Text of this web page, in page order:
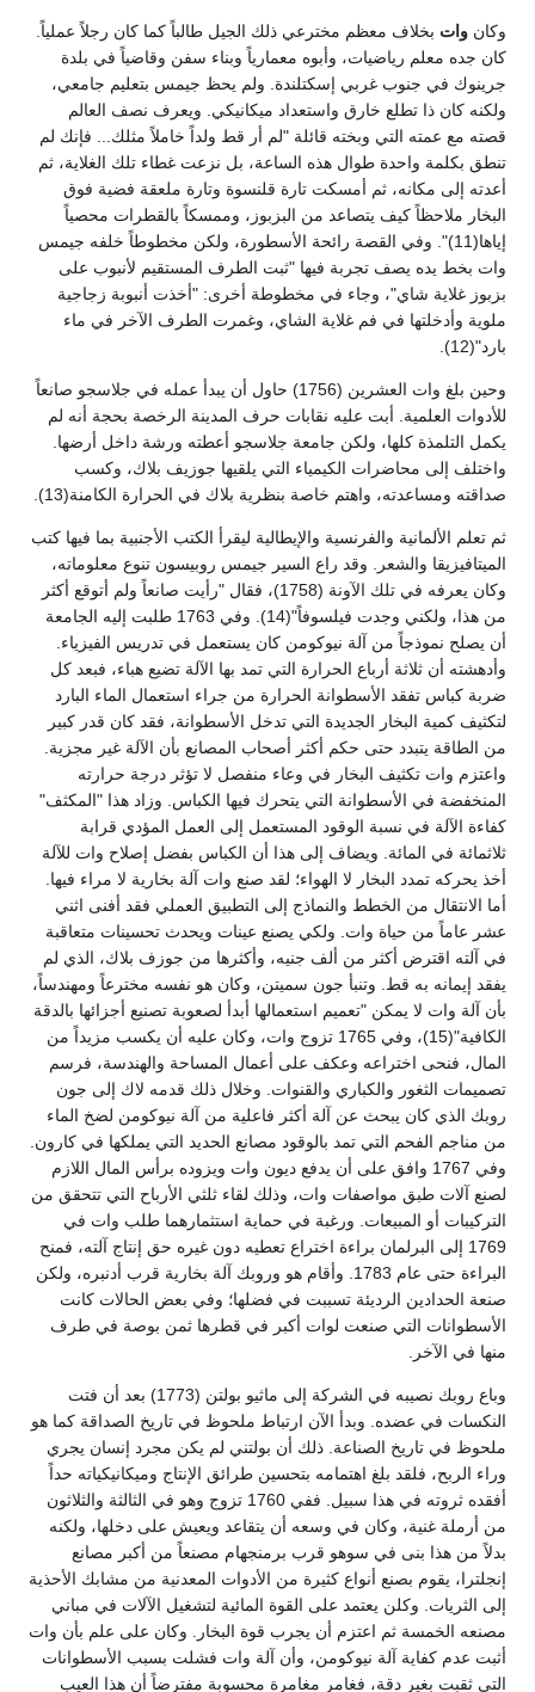
وكان وات بخلاف معظم مخترعي ذلك الجيل طالباً كما كان رجلاً عملياً.
كان جده معلم رياضيات، وأبوه معمارياً وبناء سفن وقاضياً في بلدة
جرينوك في جنوب غربي إسكتلندة. ولم يحظ جيمس بتعليم جامعي،
ولكنه كان ذا تطلع خارق واستعداد ميكانيكي. ويعرف نصف العالم
قصته مع عمته التي وبخته قائلة "لم أر قط ولداً خاملاً مثلك... فإنك لم
تنطق بكلمة واحدة طوال هذه الساعة، بل نزعت غطاء تلك الغلاية، ثم
أعدته إلى مكانه، ثم أمسكت تارة قلنسوة وتارة ملعقة فضية فوق
البخار ملاحظاً كيف يتصاعد من البزبوز، وممسكاً بالقطرات محصياً
إياها(11)". وفي القصة رائحة الأسطورة، ولكن مخطوطاً خلفه جيمس
وات بخط يده يصف تجربة فيها "ثبت الطرف المستقيم لأنبوب على
بزبوز غلاية شاي"، وجاء في مخطوطة أخرى: "أخذت أنبوبة زجاجية
ملوية وأدخلتها في فم غلاية الشاي، وغمرت الطرف الآخر في ماء
بارد"(12).
وحين بلغ وات العشرين (1756) حاول أن يبدأ عمله في جلاسجو صانعاً
للأدوات العلمية. أبت عليه نقابات حرف المدينة الرخصة بحجة أنه لم
يكمل التلمذة كلها، ولكن جامعة جلاسجو أعطته ورشة داخل أرضها.
واختلف إلى محاضرات الكيمياء التي يلقيها جوزيف بلاك، وكسب
صداقته ومساعدته، واهتم خاصة بنظرية بلاك في الحرارة الكامنة(13).
ثم تعلم الألمانية والفرنسية والإيطالية ليقرأ الكتب الأجنبية بما فيها كتب
الميتافيزيقا والشعر. وقد راع السير جيمس روبيسون تنوع معلوماته،
وكان يعرفه في تلك الآونة (1758)، فقال "رأيت صانعاً ولم أتوقع أكثر
من هذا، ولكني وجدت فيلسوفاً"(14). وفي 1763 طلبت إليه الجامعة
أن يصلح نموذجاً من آلة نيوكومن كان يستعمل في تدريس الفيزياء.
وأدهشته أن ثلاثة أرباع الحرارة التي تمد بها الآلة تضيع هباء، فبعد كل
ضربة كباس تفقد الأسطوانة الحرارة من جراء استعمال الماء البارد
لتكثيف كمية البخار الجديدة التي تدخل الأسطوانة، فقد كان قدر كبير
من الطاقة يتبدد حتى حكم أكثر أصحاب المصانع بأن الآلة غير مجزية.
واعتزم وات تكثيف البخار في وعاء منفصل لا تؤثر درجة حرارته
المنخفضة في الأسطوانة التي يتحرك فيها الكباس. وزاد هذا "المكثف"
كفاءة الآلة في نسبة الوقود المستعمل إلى العمل المؤدي قرابة
ثلاثمائة في المائة. ويضاف إلى هذا أن الكباس بفضل إصلاح وات للآلة
أخذ يحركه تمدد البخار لا الهواء؛ لقد صنع وات آلة بخارية لا مراء فيها.
أما الانتقال من الخطط والنماذج إلى التطبيق العملي فقد أفنى اثني
عشر عاماً من حياة وات. ولكي يصنع عينات ويحدث تحسينات متعاقبة
في آلته اقترض أكثر من ألف جنيه، وأكثرها من جوزف بلاك، الذي لم
يفقد إيمانه به قط. وتنبأ جون سميتن، وكان هو نفسه مخترعاً ومهندساً،
بأن آلة وات لا يمكن "تعميم استعمالها أبدأ لصعوبة تصنيع أجزائها بالدقة
الكافية"(15)، وفي 1765 تزوج وات، وكان عليه أن يكسب مزيداً من
المال، فنحى اختراعه وعكف على أعمال المساحة والهندسة، فرسم
تصميمات الثغور والكباري والقنوات. وخلال ذلك قدمه لاك إلى جون
روبك الذي كان يبحث عن آلة أكثر فاعلية من آلة نيوكومن لضخ الماء
من مناجم الفحم التي تمد بالوقود مصانع الحديد التي يملكها في كارون.
وفي 1767 وافق على أن يدفع ديون وات ويزوده برأس المال اللازم
لصنع آلات طبق مواصفات وات، وذلك لقاء ثلثي الأرباح التي تتحقق من
التركيبات أو المبيعات. ورغبة في حماية استثمارهما طلب وات في
1769 إلى البرلمان براءة اختراع تعطيه دون غيره حق إنتاج آلته، فمنح
البراءة حتى عام 1783. وأقام هو وروبك آلة بخارية قرب أدنبره، ولكن
صنعة الحدادين الرديئة تسببت في فضلها؛ وفي بعض الحالات كانت
الأسطوانات التي صنعت لوات أكبر في قطرها ثمن بوصة في طرف
منها في الآخر.
وباع روبك نصيبه في الشركة إلى ماثيو بولتن (1773) بعد أن فتت
النكسات في عضده. وبدأ الآن ارتباط ملحوظ في تاريخ الصداقة كما هو
ملحوظ في تاريخ الصناعة. ذلك أن بولتني لم يكن مجرد إنسان يجري
وراء الربح، فلقد بلغ اهتمامه بتحسين طرائق الإنتاج وميكانيكياته حداً
أفقده ثروته في هذا سبيل. ففي 1760 تزوج وهو في الثالثة والثلاثون
من أرملة غنية، وكان في وسعه أن يتقاعد ويعيش على دخلها، ولكنه
بدلاً من هذا بنى في سوهو قرب برمنجهام مصنعاً من أكبر مصانع
إنجلترا، يقوم بصنع أنواع كثيرة من الأدوات المعدنية من مشابك الأحذية
إلى الثريات. وكلن يعتمد على القوة المائية لتشغيل الآلات في مباني
مصنعه الخمسة ثم اعتزم أن يجرب قوة البخار. وكان على علم بأن وات
أثبت عدم كفاية آلة نيوكومن، وأن آلة وات فشلت بسبب الأسطوانات
التي ثقبت بغير دقة، فغامر مغامرة محسوبة مفترضاً أن هذا العيب